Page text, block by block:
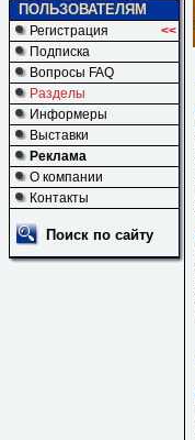
ПОЛЬЗОВАТЕЛЯМ
Регистрация
<<
Подписка
Вопросы FAQ
Разделы
Информеры
Выставки
Реклама
О компании
Контакты
Поиск по сайту